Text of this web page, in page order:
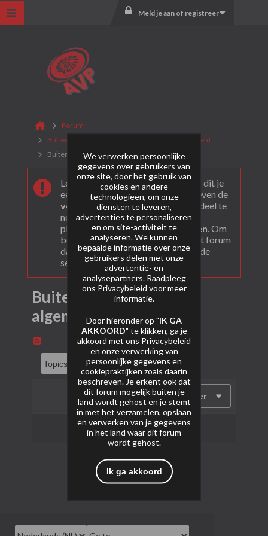
Meld je aan of registreer
Forum
Buitenlands Vuurwerk (CAT. F2 + F3 consumenten)
Buitenlands Vuurwerk algemeen
Leuk dat je ons gevonden hebt! Als dit je
eerste bezoek is bekijk dan eerst even de
veel gestelde vragen. Om actief deel te
nemen en ook berichten te kunnen
plaatsen moet je je eerstregisteren. Om
berichten te bekijken, selecteer het forum
dat je wil bezoeken uit onderstaande
selectie.
Buitenlands Vuurwerk
algemeen
Filter
Geen onderwerpen gevonden.
We verwerken persoonlijke
gegevens over gebruikers van
onze site, door het gebruik van
cookies en andere
technologieën, om onze
diensten te leveren,
advertenties te personaliseren
en om site-activiteit te
analyseren. We kunnen
bepaalde informatie over onze
gebruikers delen met onze
advertentie- en
analysepartners. Raadpleeg
ons Privacybeleid voor meer
informatie.
Door hieronder op "IK GA
AKKOORD" te klikken, ga je
akkoord met ons Privacybeleid
en onze verwerking van
persoonlijke gegevens en
cookiepraktijken zoals daarin
beschreven. Je erkent ook dat
dit forum mogelijk buiten je
land wordt gehost en je stemt
in met het verzamelen, opslaan
en verwerken van je gegevens
in het land waar dit forum
wordt gehost.
Ik ga akkoord